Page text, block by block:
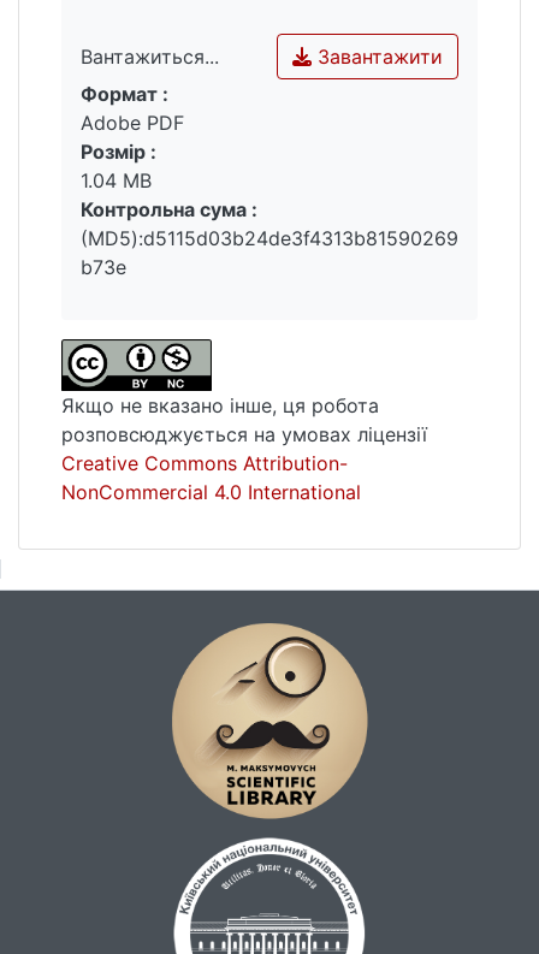
управлінцями для покращення ситуації в
країні.
Ключові слова: національна інноваційна
система, сталий розвиток, розбудова
України, державна підтримка інновацій.
Вантажиться...
Вантажиться...
Завантажити
Формат :
Adobe PDF
Розмір :
1.04 MB
Контрольна сума :
(MD5):d5115d03b24de3f4313b81590269
b73e
Якщо не вказано інше, ця робота
розповсюджується на умовах ліцензії
Creative Commons Attribution-
NonCommercial 4.0 International